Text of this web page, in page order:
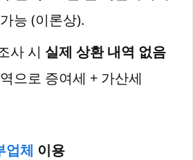
능 (이론상).
사 시 실제 상환 내역 없음
으로 증여세 + 가산세
업체 이용